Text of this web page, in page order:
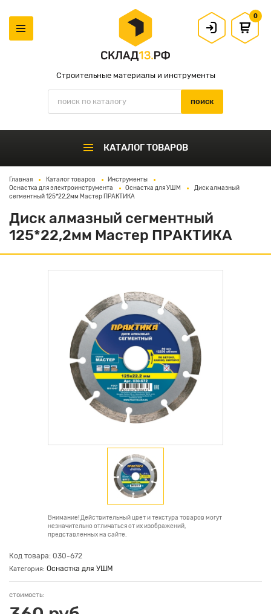
Строительные материалы и инструменты
0
КАТАЛОГ ТОВАРОВ
Главная Каталог товаров
Инструменты
Оснастка для электроинструмента
Оснастка для УШМ
Диск алмазный
сегментный 125*22,2мм Мастер ПРАКТИКА
Диск алмазный сегментный
125*22,2мм Мастер ПРАКТИКА
Внимание! Действительный цвет и текстура товаров могут
незначительно отличаться от их изображений,
представленных на сайте.
Код товара: 030-672
Категория: Оснастка для УШМ
стоимость: